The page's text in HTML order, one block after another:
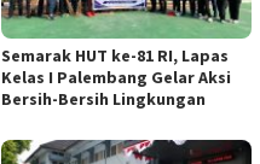
Semarak HUT ke-81 RI, Lapas
Kelas I Palembang Gelar Aksi
Bersih-Bersih Lingkungan